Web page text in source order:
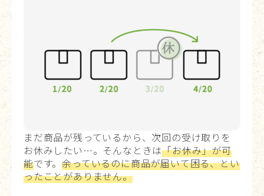
まだ商品が残っているから、次回の受け取りを
お休みしたい…。そんなときは「お休み」が可
能です。余っているのに商品が届いて困る、とい
ったことがありません。